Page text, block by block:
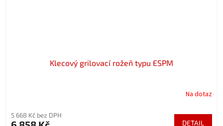
Klecový grilovací rožeň typu ESPM
Na dotaz
5 668 Kč bez DPH
DETAIL